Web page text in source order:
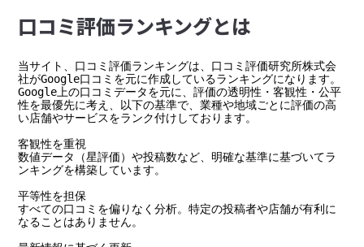
⼝コミ評価ランキングとは
当サイト、口コミ評価ランキングは、口コミ評価研究所株式会
社がGoogle口コミを元に作成しているランキングになります。
Google上の口コミデータを元に、評価の透明性・客観性・公平
性を最優先に考え、以下の基準で、業種や地域ごとに評価の高
い店舗やサービスをランク付けしております。
客観性を重視
数値データ（星評価）や投稿数など、明確な基準に基づいてラ
ンキングを構築しています。
平等性を担保
すべての口コミを偏りなく分析。特定の投稿者や店舗が有利に
なることはありません。